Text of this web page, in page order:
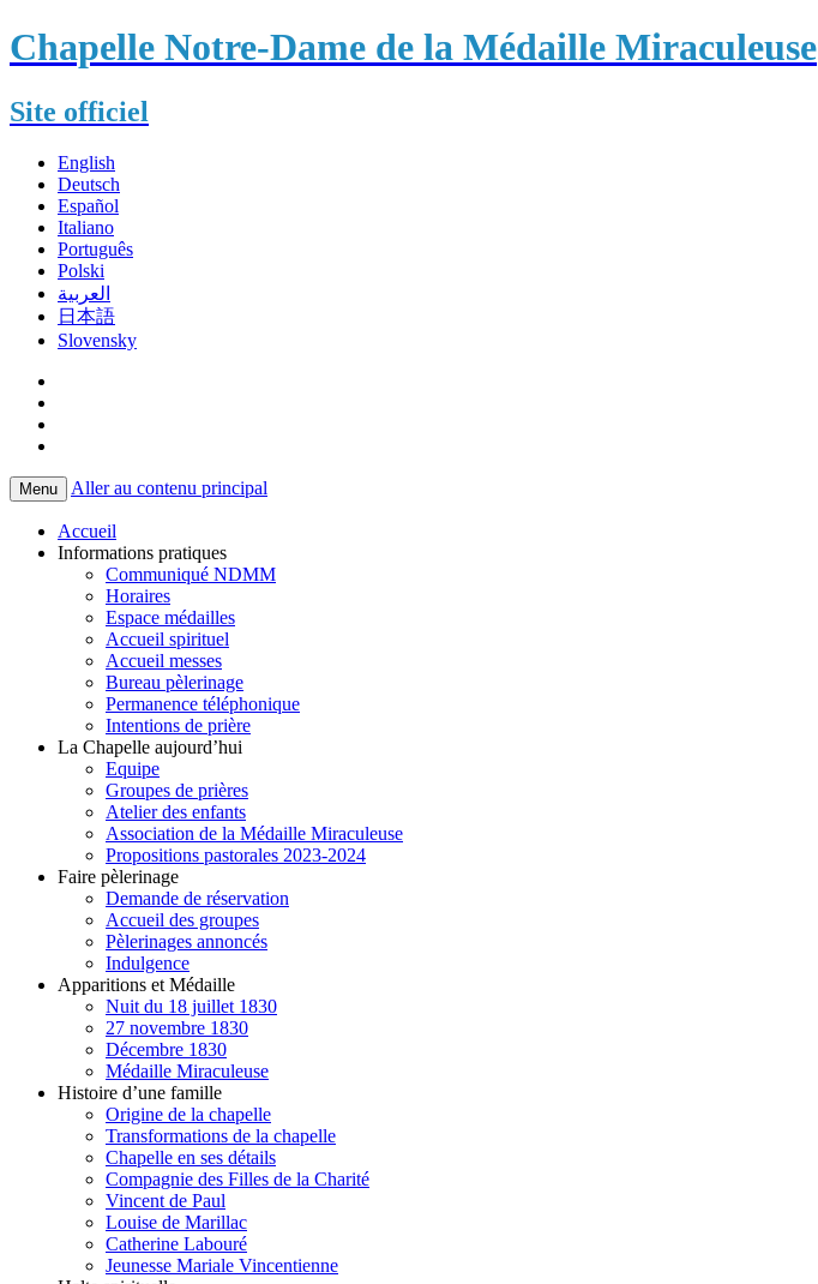
Chapelle Notre-Dame de la Médaille Miraculeuse
Site officiel
English
Deutsch
Español
Italiano
Português
Polski
العربية
日本語
Slovensky
Menu Aller au contenu principal
Accueil
Informations pratiques
Communiqué NDMM
Horaires
Espace médailles
Accueil spirituel
Accueil messes
Bureau pèlerinage
Permanence téléphonique
Intentions de prière
La Chapelle aujourd’hui
Equipe
Groupes de prières
Atelier des enfants
Association de la Médaille Miraculeuse
Propositions pastorales 2023-2024
Faire pèlerinage
Demande de réservation
Accueil des groupes
Pèlerinages annoncés
Indulgence
Apparitions et Médaille
Nuit du 18 juillet 1830
27 novembre 1830
Décembre 1830
Médaille Miraculeuse
Histoire d’une famille
Origine de la chapelle
Transformations de la chapelle
Chapelle en ses détails
Compagnie des Filles de la Charité
Vincent de Paul
Louise de Marillac
Catherine Labouré
Jeunesse Mariale Vincentienne